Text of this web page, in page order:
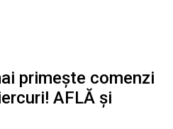
primește comenzi
AFLĂ și